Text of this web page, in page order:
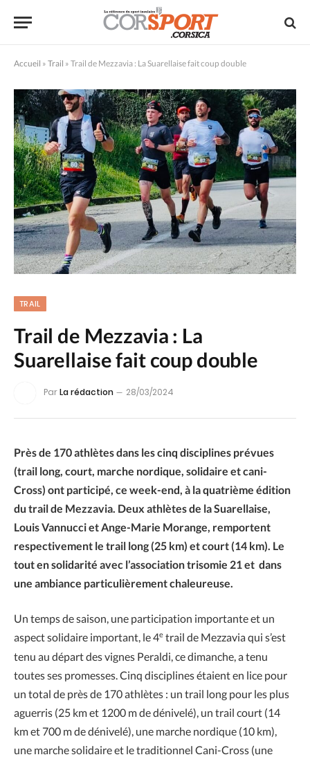
Accueil » Trail » Trail de Mezzavia : La Suarellaise fait coup double
TRAIL
Trail de Mezzavia : La
Suarellaise fait coup double
ParLa rédaction 28/03/2024
Près de 170 athlètes dans les cinq disciplines prévues
(trail long, court, marche nordique, solidaire et cani-
Cross) ont participé, ce week-end, à la quatrième édition
du trail de Mezzavia. Deux athlètes de la Suarellaise,
Louis Vannucci et Ange-Marie Morange, remportent
respectivement le trail long (25 km) et court (14 km). Le
tout en solidarité avec l’association trisomie 21 et dans
une ambiance particulièrement chaleureuse.
Un temps de saison, une participation importante et un
aspect solidaire important, le 4e trail de Mezzavia qui s’est
tenu au départ des vignes Peraldi, ce dimanche, a tenu
toutes ses promesses. Cinq disciplines étaient en lice pour
un total de près de 170 athlètes : un trail long pour les plus
aguerris (25 km et 1200 m de dénivelé), un trail court (14
km et 700 m de dénivelé), une marche nordique (10 km),
une marche solidaire et le traditionnel Cani-Cross (une